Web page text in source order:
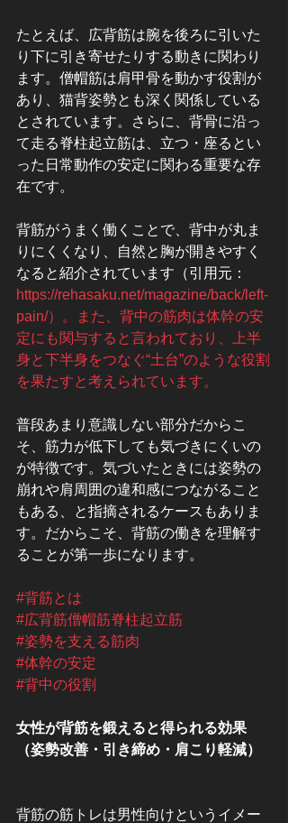
たとえば、広背筋は腕を後ろに引いた
り下に引き寄せたりする動きに関わり
ます。僧帽筋は肩甲骨を動かす役割が
あり、猫背姿勢とも深く関係している
とされています。さらに、背骨に沿っ
て走る脊柱起立筋は、立つ・座るとい
った日常動作の安定に関わる重要な存
在です。
背筋がうまく働くことで、背中が丸ま
りにくくなり、自然と胸が開きやすく
なると紹介されています（引用元：
https://rehasaku.net/magazine/back/left-
pain/）。また、背中の筋肉は体幹の安
定にも関与すると言われており、上半
身と下半身をつなぐ“土台”のような役割
を果たすと考えられています。
普段あまり意識しない部分だからこ
そ、筋力が低下しても気づきにくいの
が特徴です。気づいたときには姿勢の
崩れや肩周囲の違和感につながること
もある、と指摘されるケースもありま
す。だからこそ、背筋の働きを理解す
ることが第一歩になります。
#背筋とは
#広背筋僧帽筋脊柱起立筋
#姿勢を支える筋肉
#体幹の安定
#背中の役割
女性が背筋を鍛えると得られる効果
（姿勢改善・引き締め・肩こり軽減）
背筋の筋トレは男性向けというイメー